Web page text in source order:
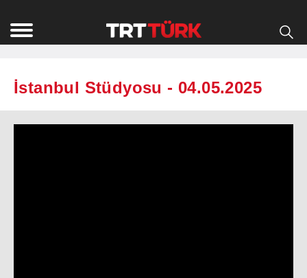
İstanbul Stüdyosu - 04.05.2025